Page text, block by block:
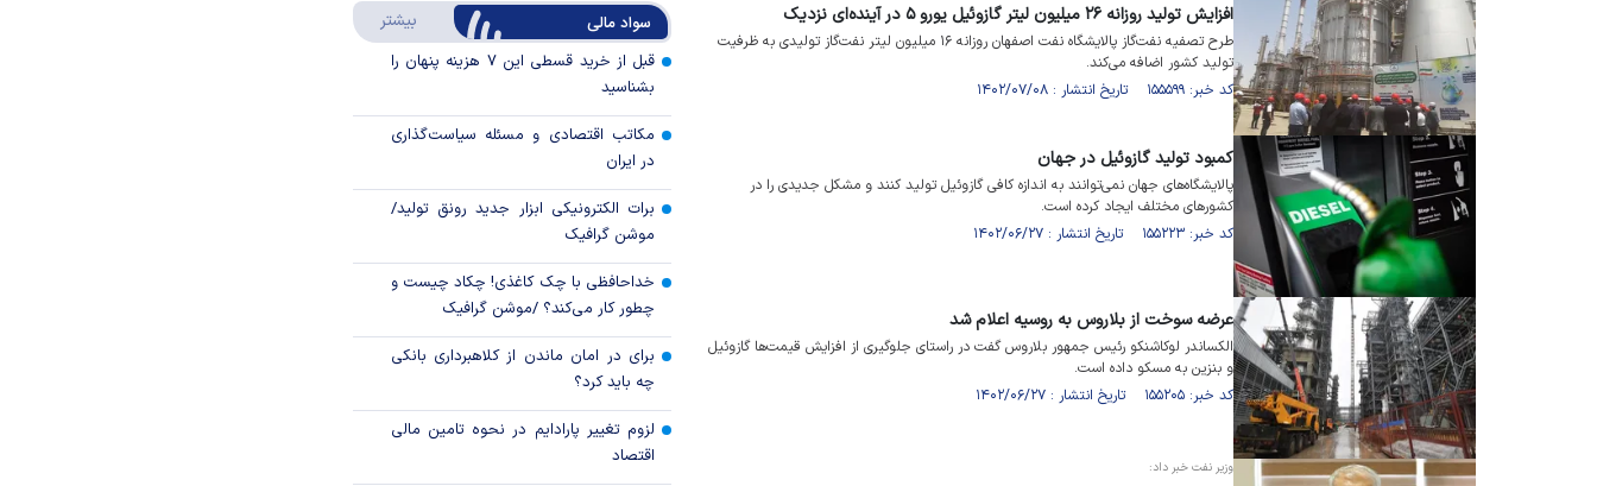
افزایش تولید روزانه ۲۶ میلیون لیتر گازوئیل یورو ۵ در آینده‌ای نزدیک
طرح تصفیه نفت‌گاز پالایشگاه نفت اصفهان روزانه ۱۶ میلیون لیتر نفت‌گاز تولیدی به ظرفیت
تولید کشور اضافه می‌کند.
کد خبر: ۱۵۵۵۹۹ تاریخ انتشار : ۱۴۰۲/۰۷/۰۸
کمبود تولید گازوئیل در جهان
پالایشگاه‌های جهان نمی‌توانند به اندازه کافی گازوئیل تولید کنند و مشکل جدیدی را در
کشور‌های مختلف ایجاد کرده است.
کد خبر: ۱۵۵۲۲۳ تاریخ انتشار : ۱۴۰۲/۰۶/۲۷
عرضه سوخت از بلاروس به روسیه اعلام شد
الکساندر لوکاشنکو رئیس جمهور بلاروس گفت در راستای جلوگیری از افزایش قیمت‌ها گازوئیل
و بنزین به مسکو داده است.
کد خبر: ۱۵۵۲۰۵ تاریخ انتشار : ۱۴۰۲/۰۶/۲۷
وزیر نفت خبر داد:
Video
سواد مالی بیشتر درباره سواد مالی
قبل از خرید قسطی این ۷ هزینه پنهان را
بشناسید
مکاتب اقتصادی و مسئله سیاست‌گذاری
در ایران
برات الکترونیکی ابزار جدید رونق تولید/
موشن گرافیک
خداحافظی با چک کاغذی! چکاد چیست و
چطور کار می‌کند؟ /موشن گرافیک
برای در امان ماندن از کلاهبرداری بانکی
چه باید کرد؟
لزوم تغییر پارادایم در نحوه تامین مالی
اقتصاد